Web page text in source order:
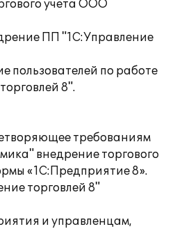
учета ООО
ПП "1С:Управление
пользователей по работе
8".
требованиям
внедрение торгового
«1С:Предприятие 8».
торговлей 8"
и управленцам,